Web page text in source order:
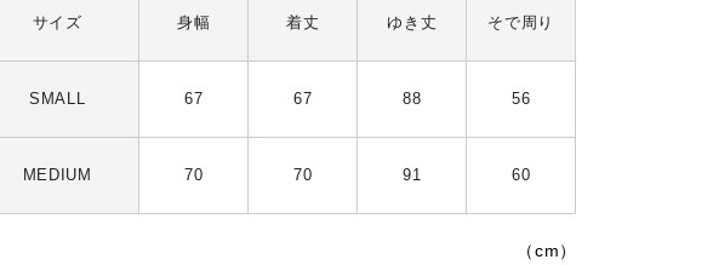
サイズ 身幅 着丈 ゆき丈 そで周り
SMALL 67 67 88 56
MEDIUM 70 70 91 60
（cm）